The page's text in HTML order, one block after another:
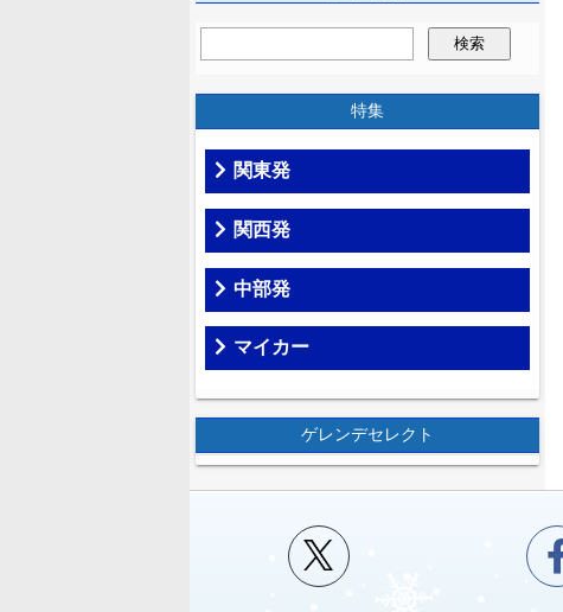
検索
特集
関東発
関西発
中部発
マイカー
ゲレンデセレクト